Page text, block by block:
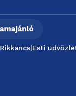
|Esti